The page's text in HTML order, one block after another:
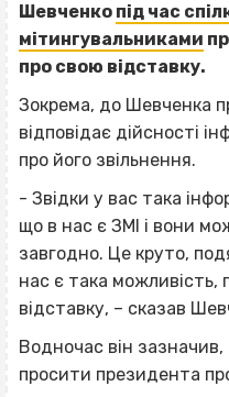
Шевченко під час
мітингувальниками
про свою відставку.
Зокрема, до Шевченка
відповідає дійсності
про його звільнення.
- Звідки у вас така
що в нас є ЗМІ і вони
завгодно. Це круто,
нас є така можливість,
відставку, – сказав
Водночас він
просити президента